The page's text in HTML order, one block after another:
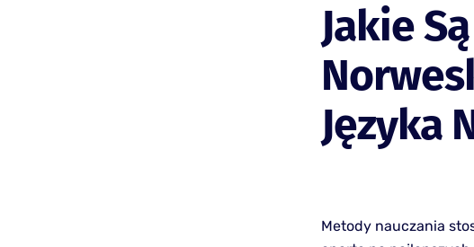
Jakie
Języka
Metody nauczania